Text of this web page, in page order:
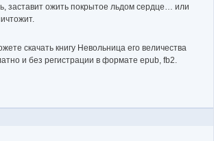
заставит ожить покрытое льдом сердце… или
скачать книгу Невольница его величества
и без регистрации в формате epub, fb2.